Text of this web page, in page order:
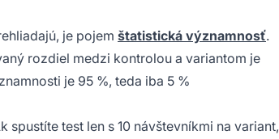
je pojem štatistická významnosť.
rozdiel medzi kontrolou a variantom je
je 95 %, teda iba 5 %
test len s 10 návštevníkmi na variant,